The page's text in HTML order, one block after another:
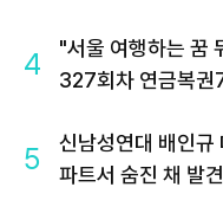
4
"서울 여행하는 꿈
327회차 연금복권
5
신남성연대 배인
파트서 숨진 채 발견